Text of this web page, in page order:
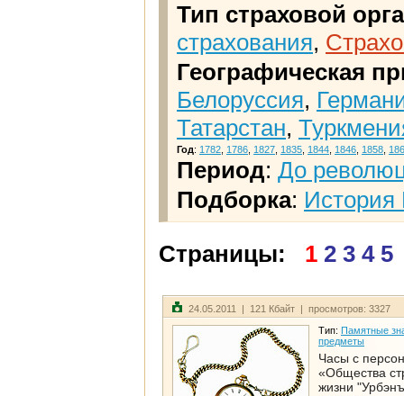
Тип страховой
страхования,
Географическая
Белоруссия,
Татарстан,
Год: 1782 1786 1827 1835 1844 1846 1858
Период: До
Подборка: История
Страницы: 1 2 3 4 5
24.05.2011 | 121 Кбайт | просмотров: 3327
Тип: Памятные
предметы
Часы с
«Общества
жизни